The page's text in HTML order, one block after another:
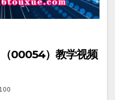
00054）教学视频